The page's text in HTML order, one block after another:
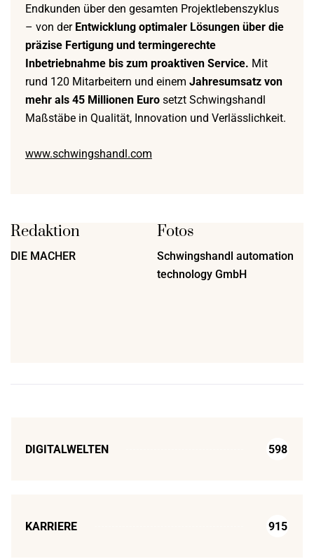
Endkunden über den gesamten Projektlebenszyklus
– von der Entwicklung optimaler Lösungen über die
präzise Fertigung und termingerechte
Inbetriebnahme bis zum proaktiven Service. Mit
rund 120 Mitarbeitern und einem Jahresumsatz von
mehr als 45 Millionen Eurosetzt Schwingshandl
Maßstäbe in Qualität, Innovation und Verlässlichkeit.
www.schwingshandl.com
Redaktion
DIE MACHER
Fotos
Schwingshandl automation
technology GmbH
DIGITALWELTEN 598
KARRIERE 915